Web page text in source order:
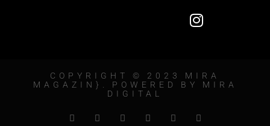
COPYRIGHT © 2023 MIRA
MAGAZIN}. POWERED BY MIRA
DIGITAL